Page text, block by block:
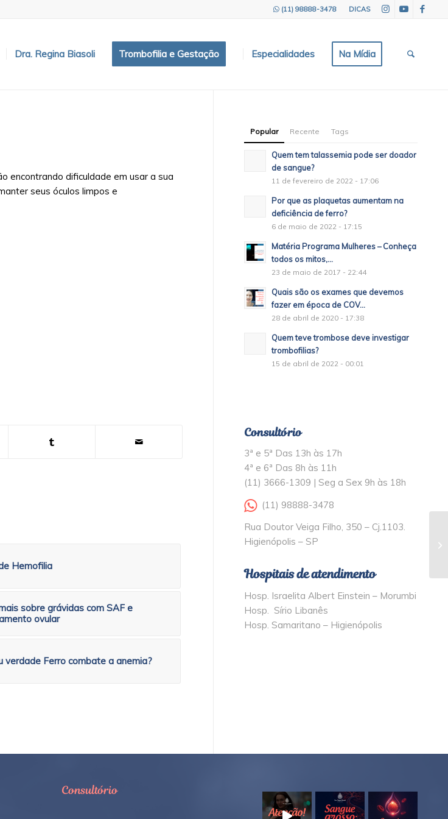
DICAS
(11) 98888-3478
Dra. Regina Biasoli Trombofilia e Gestação Especialidades Na Mídia
encontrando dificuldade em usar a sua
seus óculos limpos e
Hemofilia
sobre grávidas com SAF e
ovular
verdade Ferro combate a anemia?
Popular Recente Tags
Quem tem talassemia pode ser doador
de sangue?
11 de fevereiro de 2022 - 17:06
Por que as plaquetas aumentam na
deficiência de ferro?
6 de maio de 2022 - 17:15
Matéria Programa Mulheres – Conheça
todos os mitos,...
23 de maio de 2017 - 22:44
Quais são os exames que devemos
fazer em época de COV...
28 de abril de 2020 - 17:38
Quem teve trombose deve investigar
trombofilias?
15 de abril de 2022 - 00:01
Consultório
3ª e 5ª Das 13h às 17h
4ª e 6ª Das 8h às 11h
(11) 3666-1309 | Seg a Sex 9h às 18h
(11) 98888-3478
Rua Doutor Veiga Filho, 350 – Cj.1103.
Higienópolis – SP
Hospitais de atendimento
Hosp. Israelita Albert Einstein – Morumbi
Hosp. Sírio Libanês
Hosp. Samaritano – Higienópolis
Consultório